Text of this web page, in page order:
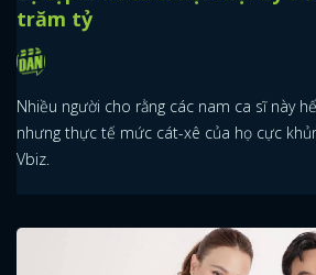
trăm tỷ
Nhiều người cho rằng các nam ca sĩ này
nhưng thực tế mức cát-xê của họ cực
Vbiz.